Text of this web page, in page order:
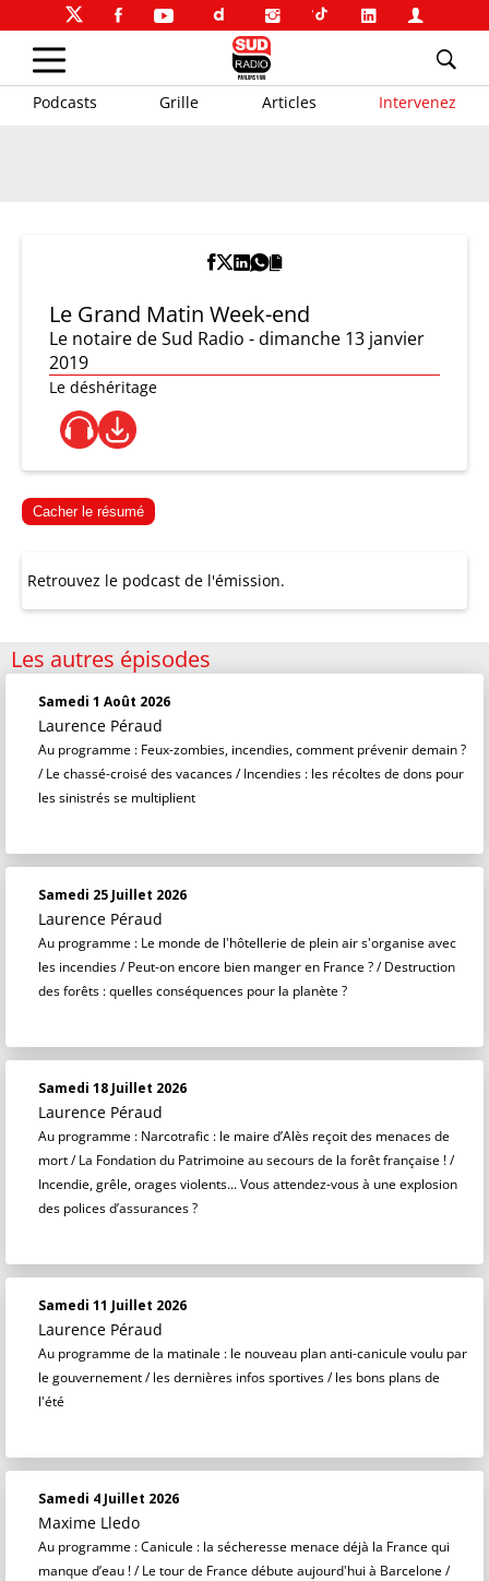
Podcasts Grille Articles Intervenez
Le Grand Matin Week-end
Le notaire de Sud Radio - dimanche 13 janvier
2019
Le déshéritage
Cacher le résumé
Retrouvez le podcast de l'émission.
Les autres épisodes
Samedi 1 Août 2026
Laurence Péraud
Au programme : Feux-zombies, incendies, comment prévenir demain ?
/ Le chassé-croisé des vacances / Incendies : les récoltes de dons pour
les sinistrés se multiplient
Samedi 25 Juillet 2026
Laurence Péraud
Au programme : Le monde de l'hôtellerie de plein air s'organise avec
les incendies / Peut-on encore bien manger en France ? / Destruction
des forêts : quelles conséquences pour la planète ?
Samedi 18 Juillet 2026
Laurence Péraud
Au programme : Narcotrafic : le maire d’Alès reçoit des menaces de
mort / La Fondation du Patrimoine au secours de la forêt française ! /
Incendie, grêle, orages violents... Vous attendez-vous à une explosion
des polices d’assurances ?
Samedi 11 Juillet 2026
Laurence Péraud
Au programme de la matinale : le nouveau plan anti-canicule voulu par
le gouvernement / les dernières infos sportives / les bons plans de
l'été
Samedi 4 Juillet 2026
Maxime Lledo
Au programme : Canicule : la sécheresse menace déjà la France qui
manque d’eau ! / Le tour de France débute aujourd'hui à Barcelone /